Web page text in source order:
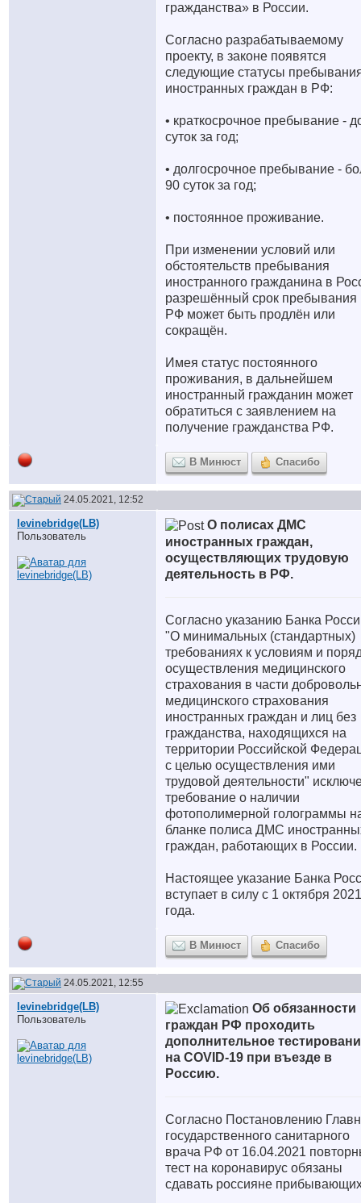
гражданства» в России.
Согласно разрабатываемому
проекту, в законе появятся
следующие статусы
иностранных граждан в РФ:
• краткосрочное пребывание -
суток за год;
• долгосрочное пребывание -
90 суток за год;
• постоянное проживание.
При изменении условий или
обстоятельств пребывания
иностранного гражданина в
разрешённый срок пребывания
РФ может быть продлён или
сокращён.
Имея статус постоянного
проживания, в дальнейшем
иностранный гражданин может
обратиться с заявлением на
получение гражданства РФ.
В Минюст Спасибо
24.05.2021, 12:52
levinebridge(LB)
Пользователь
О полисах ДМС
иностранных граждан,
осуществляющих трудовую
деятельность в РФ.
Согласно указанию Банка
"О минимальных (стандартных)
требованиях к условиям и
осуществления медицинского
страхования в части
медицинского страхования
иностранных граждан и лиц без
гражданства, находящихся на
территории Российской
с целью осуществления ими
трудовой деятельности"
требование о наличии
фотополимерной голограммы
бланке полиса ДМС
граждан, работающих в России.
Настоящее указание Банка
вступает в силу с 1 октября 2021
года.
В Минюст Спасибо
24.05.2021, 12:55
levinebridge(LB)
Пользователь
Об обязанности
граждан РФ проходить
дополнительное
на COVID-19 при въезде в
Россию.
Согласно Постановлению
государственного санитарного
врача РФ от 16.04.2021
тест на коронавирус обязаны
сдавать россияне